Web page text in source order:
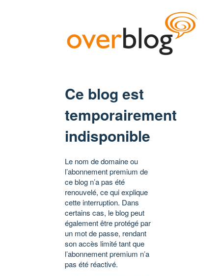
Ce blog est
temporairement
indisponible
Le nom de domaine ou
l’abonnement premium de
ce blog n’a pas été
renouvelé, ce qui explique
cette interruption. Dans
certains cas, le blog peut
également être protégé par
un mot de passe, rendant
son accès limité tant que
l’abonnement premium n’a
pas été réactivé.